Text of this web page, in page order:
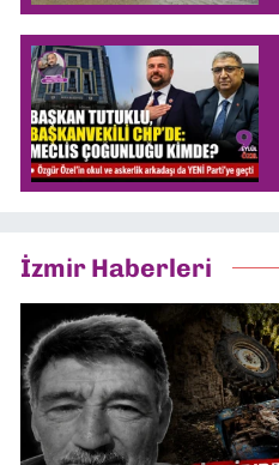
İzmir Haberleri